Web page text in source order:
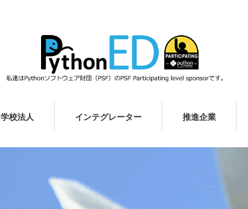
学校法人 インテグレーター 推進企業